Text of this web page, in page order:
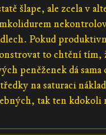
šlape, ale zcela v
Pokud
to chtění tím,
peněženek dá sama
na saturaci
tak ten kdokoli